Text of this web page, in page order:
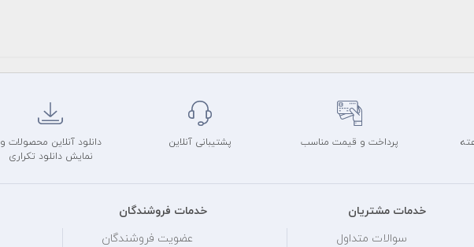
پرداخت و قیمت مناسب پشتیبانی آنلاین
دانلود آنلاین محصولات و
نمایش دانلود تکراری
خدمات مشتریان
سوالات متداول
خدمات فروشندگان
عضویت فروشندگان